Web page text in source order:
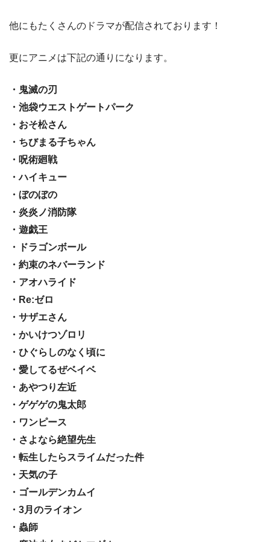
他にもたくさんのドラマが配信されております！
更にアニメは下記の通りになります。
・鬼滅の刃
・池袋ウエストゲートパーク
・おそ松さん
・ちびまる子ちゃん
・呪術廻戦
・ハイキュー
・ぼのぼの
・炎炎ノ消防隊
・遊戯王
・ドラゴンボール
・約束のネバーランド
・アオハライド
・Re:ゼロ
・サザエさん
・かいけつゾロリ
・ひぐらしのなく頃に
・愛してるぜベイベ
・あやつり左近
・ゲゲゲの鬼太郎
・ワンピース
・さよなら絶望先生
・転生したらスライムだった件
・天気の子
・ゴールデンカムイ
・3月のライオン
・蟲師